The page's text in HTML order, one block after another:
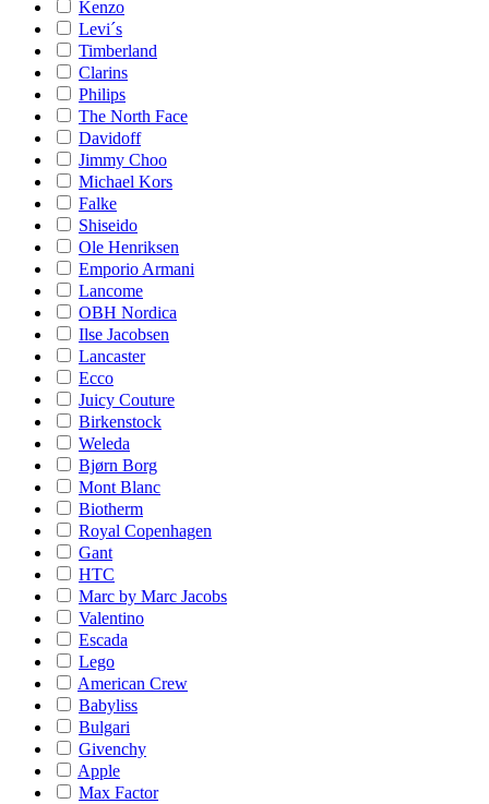
Kenzo
Levi´s
Timberland
Clarins
Philips
The North Face
Davidoff
Jimmy Choo
Michael Kors
Falke
Shiseido
Ole Henriksen
Emporio Armani
Lancome
OBH Nordica
Ilse Jacobsen
Lancaster
Ecco
Juicy Couture
Birkenstock
Weleda
Bjørn Borg
Mont Blanc
Biotherm
Royal Copenhagen
Gant
HTC
Marc by Marc Jacobs
Valentino
Escada
Lego
American Crew
Babyliss
Bulgari
Givenchy
Apple
Max Factor